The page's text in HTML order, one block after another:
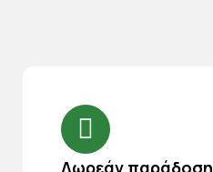
Δωρεάν παράδοση